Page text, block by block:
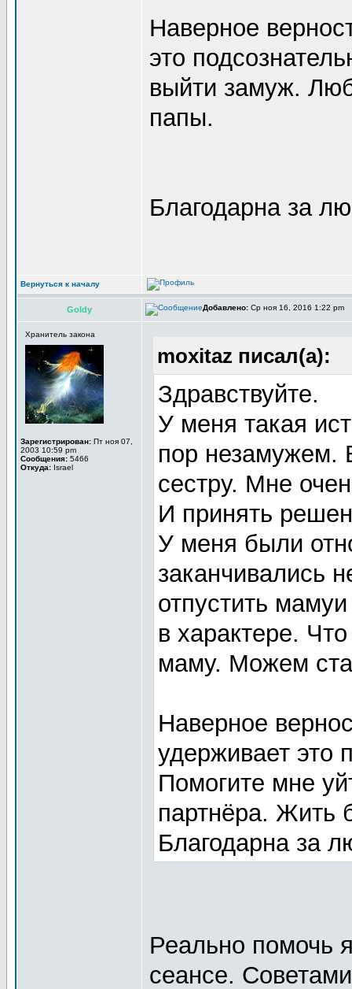
Наверное
это
выйти замуж.
папы.
Благодарна за
Вернуться к началу
Goldy Добавлено: Ср ноя 16, 2016 1:22 pm
Хранитель закона
Зарегистрирован: Пт ноя 07,
2003 10:59 pm
Сообщения: 5466
Откуда: Israel
moxitaz писал(а):
Здравствуйте.
У меня такая
пор незамужем.
сестру. Мне
И принять
У меня были
заканчивались
отпустить
в характере.
маму. Можем
Наверное
удерживает это
Помогите мне
партнёра. Жить
Благодарна за
Реально помочь
сеансе.